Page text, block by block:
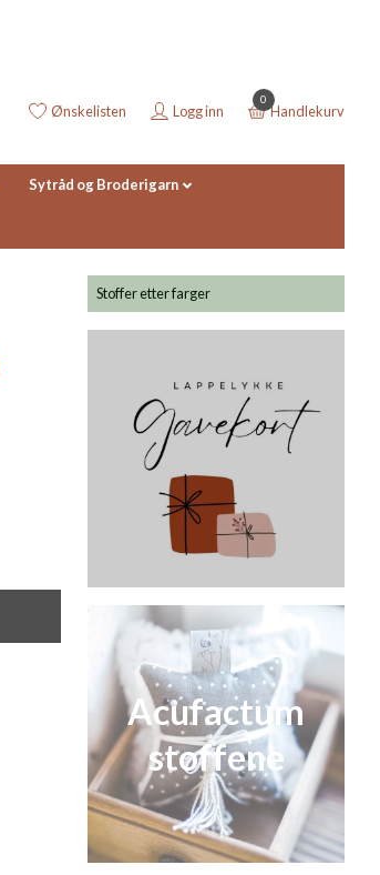
Ønskelisten Logg inn
0
Handlekurv
Sytråd og Broderigarn
Stoffer etter farger
Acufactum
stoffene